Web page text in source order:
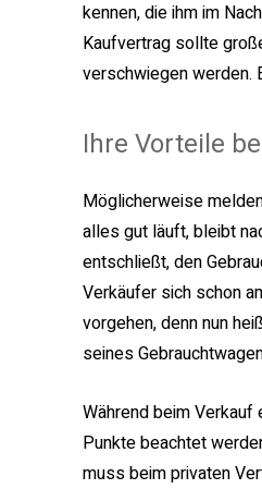
kennen, die ihm im
Kaufvertrag sollte
verschwiegen werden.
Ihre Vorteile
Möglicherweise
alles gut läuft, bleibt
entschließt, den
Verkäufer sich schon
vorgehen, denn nun
seines
Während beim
Punkte beachtet
muss beim privaten